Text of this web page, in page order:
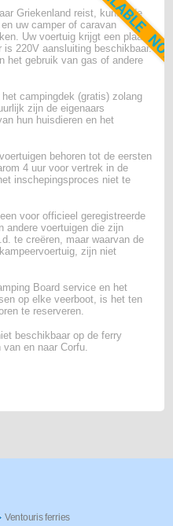
Griekenland reist, kunt u de
uw camper of caravan
Uw voertuig krijgt een plaats
is 220V aansluiting beschikbaar.
het gebruik van gas of andere
campingdek (gratis) zolang
zijn de eigenaars
hun huisdieren en het
behoren tot de eersten
4 uur voor vertrek in de
inschepingsproces niet te
voor officieel geregistreerde
andere voertuigen die zijn
te creëren, maar waarvan de
zijn niet
Board service en het
op elke veerboot, is het ten
te reserveren.
beschikbaar op de ferry
en naar Corfu.
Ventouris ferries